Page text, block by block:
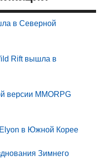
в Северной
Rift вышла в
версии MMORPG
в Южной Корее
Зимнего